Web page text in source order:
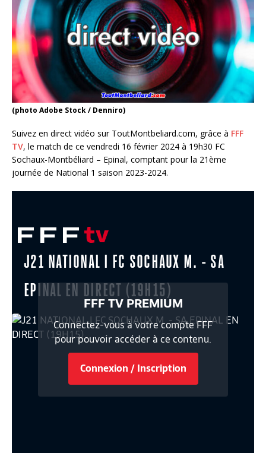
(photo Adobe Stock / Denniro)
Suivez en direct vidéo sur ToutMontbeliard.com, grâce à FFF
TV, le match de ce vendredi 16 février 2024 à 19h30 FC
Sochaux-Montbéliard – Epinal, comptant pour la 21ème
journée de National 1 saison 2023-2024.